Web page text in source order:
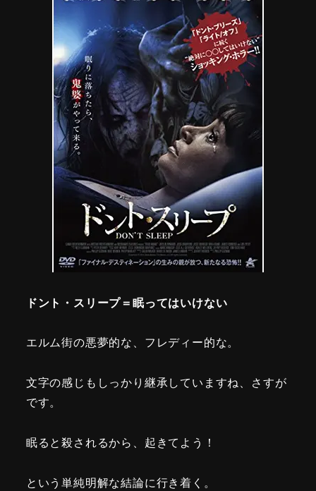
ドント・スリープ＝眠ってはいけない
エルム街の悪夢的な、フレディー的な。
文字の感じもしっかり継承していますね、さすが
です。
眠ると殺されるから、起きてよう！
という単純明解な結論に行き着く。